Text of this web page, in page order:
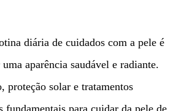
diária de cuidados com a pele é
aparência saudável e radiante.
proteção solar e tratamentos
fundamentais para cuidar da pele de